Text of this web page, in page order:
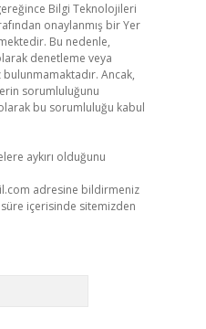
Bilgi Teknolojileri
onaylanmış bir Yer
Bu nedenle,
denetleme veya
Ancak,
sorumluluğunu
bu sorumluluğu kabul
aykırı olduğunu
adresine bildirmeniz
içerisinde sitemizden